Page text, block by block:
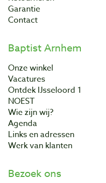
Garantie
Contact
Baptist Arnhem
Onze winkel
Vacatures
Ontdek IJsseloord 1
NOEST
Wie zijn wij?
Agenda
Links en adressen
Werk van klanten
Bezoek ons